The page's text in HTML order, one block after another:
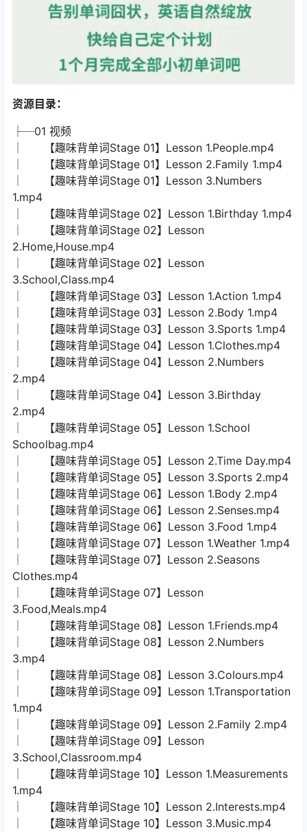
资源目录：
├─01 视频
│ 【趣味背单词Stage 01】Lesson 1.People.mp4
│ 【趣味背单词Stage 01】Lesson 2.Family 1.mp4
│ 【趣味背单词Stage 01】Lesson 3.Numbers
1.mp4
│ 【趣味背单词Stage 02】Lesson 1.Birthday 1.mp4
│ 【趣味背单词Stage 02】Lesson
2.Home,House.mp4
│ 【趣味背单词Stage 02】Lesson
3.School,Class.mp4
│ 【趣味背单词Stage 03】Lesson 1.Action 1.mp4
│ 【趣味背单词Stage 03】Lesson 2.Body 1.mp4
│ 【趣味背单词Stage 03】Lesson 3.Sports 1.mp4
│ 【趣味背单词Stage 04】Lesson 1.Clothes.mp4
│ 【趣味背单词Stage 04】Lesson 2.Numbers
2.mp4
│ 【趣味背单词Stage 04】Lesson 3.Birthday
2.mp4
│ 【趣味背单词Stage 05】Lesson 1.School
Schoolbag.mp4
│ 【趣味背单词Stage 05】Lesson 2.Time Day.mp4
│ 【趣味背单词Stage 05】Lesson 3.Sports 2.mp4
│ 【趣味背单词Stage 06】Lesson 1.Body 2.mp4
│ 【趣味背单词Stage 06】Lesson 2.Senses.mp4
│ 【趣味背单词Stage 06】Lesson 3.Food 1.mp4
│ 【趣味背单词Stage 07】Lesson 1.Weather 1.mp4
│ 【趣味背单词Stage 07】Lesson 2.Seasons
Clothes.mp4
│ 【趣味背单词Stage 07】Lesson
3.Food,Meals.mp4
│ 【趣味背单词Stage 08】Lesson 1.Friends.mp4
│ 【趣味背单词Stage 08】Lesson 2.Numbers
3.mp4
│ 【趣味背单词Stage 08】Lesson 3.Colours.mp4
│ 【趣味背单词Stage 09】Lesson 1.Transportation
1.mp4
│ 【趣味背单词Stage 09】Lesson 2.Family 2.mp4
│ 【趣味背单词Stage 09】Lesson
3.School,Classroom.mp4
│ 【趣味背单词Stage 10】Lesson 1.Measurements
1.mp4
│ 【趣味背单词Stage 10】Lesson 2.Interests.mp4
│ 【趣味背单词Stage 10】Lesson 3.Music.mp4